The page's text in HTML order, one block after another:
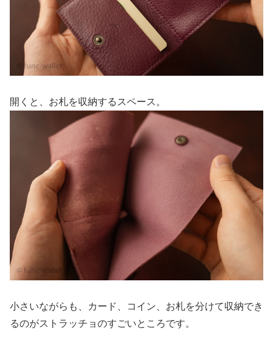
開くと、お札を収納するスペース。
小さいながらも、カード、コイン、お札を分けて収納でき
るのがストラッチョのすごいところです。